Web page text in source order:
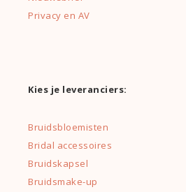
Privacy en AV
Kies je leveranciers:
Bruidsbloemisten
Bridal accessoires
Bruidskapsel
Bruidsmake-up